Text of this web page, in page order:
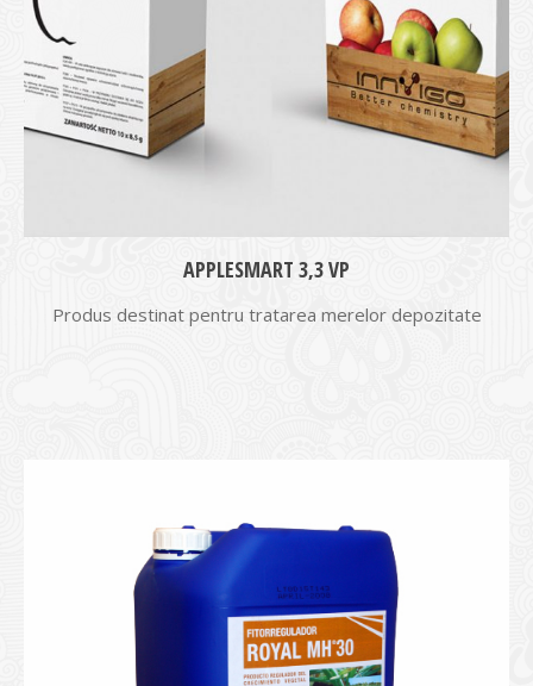
APPLESMART 3,3 VP
Produs destinat pentru tratarea merelor depozitate